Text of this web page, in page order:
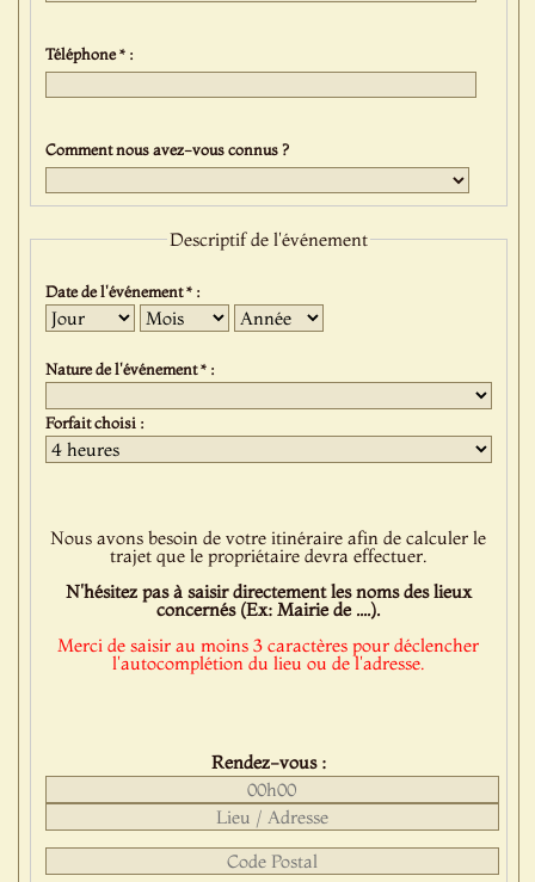
Téléphone * :
Comment nous avez-vous connus ?
Descriptif de l'événement
Date de l'événement * :
Jour Mois Année
Nature de l'événement * :
Forfait choisi :
Nous avons besoin de votre itinéraire afin de calculer le
trajet que le propriétaire devra effectuer.
N'hésitez pas à saisir directement les noms des lieux
concernés (Ex: Mairie de ....).
Merci de saisir au moins 3 caractères pour déclencher
l'autocomplétion du lieu ou de l'adresse.
Rendez-vous :